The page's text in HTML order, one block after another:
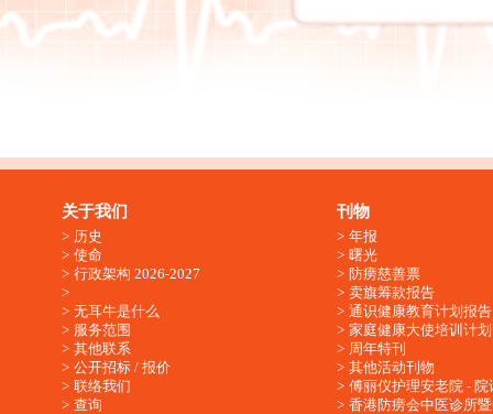
关于我们
历史
使命
行政架构 2026-2027
无耳牛是什么
服务范围
其他联系
公开招标 / 报价
联络我们
查询
刊物
年报
曙光
防痨慈善票
卖旗筹款报告
通识健康教育计划报告
家庭健康大使培训计划
周年特刊
其他活动刊物
傅丽仪护理安老院 - 院
香港防痨会中医诊所